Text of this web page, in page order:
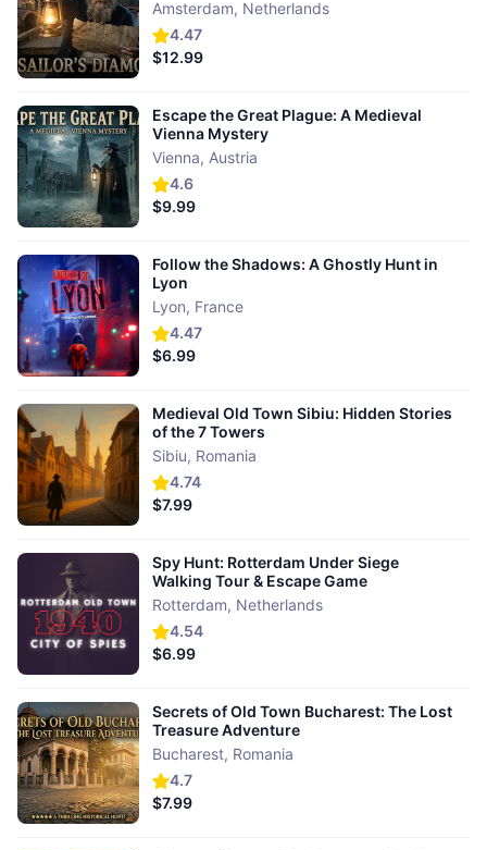
4.47
Amsterdam, Netherlands
$12.99
4.6
Escape the Great Plague: A Medieval
Vienna Mystery
Vienna, Austria
$9.99
4.47
Follow the Shadows: A Ghostly Hunt in
Lyon
Lyon, France
$6.99
4.74
Medieval Old Town Sibiu: Hidden Stories
of the 7 Towers
Sibiu, Romania
$7.99
4.54
Spy Hunt: Rotterdam Under Siege
Walking Tour & Escape Game
Rotterdam, Netherlands
$6.99
4.7
Secrets of Old Town Bucharest: The Lost
Treasure Adventure
Bucharest, Romania
$7.99